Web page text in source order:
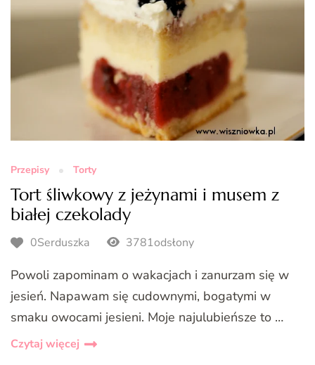
Przepisy Torty
Tort śliwkowy z jeżynami i musem z
białej czekolady
0Serduszka 3781odsłony
Powoli zapominam o wakacjach i zanurzam się w
jesień. Napawam się cudownymi, bogatymi w
smaku owocami jesieni. Moje najulubieńsze to …
Czytaj więcej